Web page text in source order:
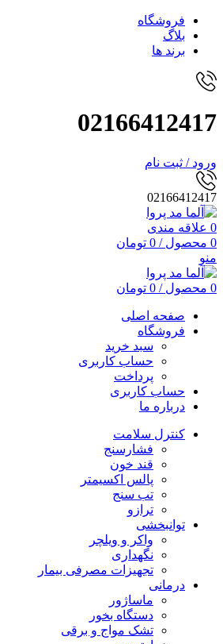
فروشگاه
بلاگ
برند ها
02166412417
ورود / ثبت نام
02166412417
0 علاقه مندی
0 محصول /
0 تومان
منو
0 محصول /
0 تومان
صفحه اصلی
فروشگاه
سبد خرید
حساب کاربری
پرداخت
حساب کاربری
درباره ما
کنترل سلامت
فشارسنج
قند خون
پالس اکسیمتر
تب سنج
ترازو
توانبخشی
واکر و ویلچر
نگهداری
تجهیزات مصرفی بیمار
درمانی
ماساژور
دستگاه بخور
تشک مواج و برقی